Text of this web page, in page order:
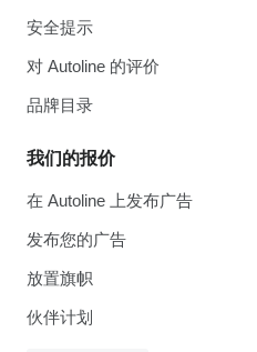
安全提示
对 Autoline 的评价
品牌目录
我们的报价
在 Autoline 上发布广告
发布您的广告
放置旗帜
伙伴计划